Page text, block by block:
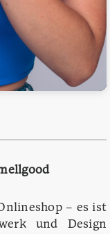
– es ist
und Design